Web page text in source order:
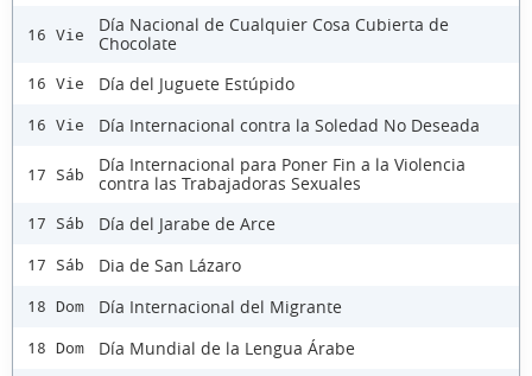
16 Vie
Día Nacional de Cualquier Cosa Cubierta de
Chocolate
16 Vie Día del Juguete Estúpido
16 Vie Día Internacional contra la Soledad No Deseada
17 Sáb
Día Internacional para Poner Fin a la Violencia
contra las Trabajadoras Sexuales
17 Sáb Día del Jarabe de Arce
17 Sáb Dia de San Lázaro
18 Dom Día Internacional del Migrante
18 Dom Día Mundial de la Lengua Árabe